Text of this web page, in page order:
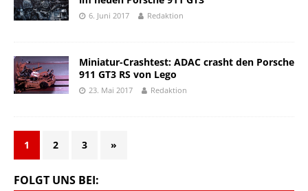
6. Juni 2017 Redaktion
Miniatur-Crashtest: ADAC crasht den Porsche
911 GT3 RS von Lego
23. Mai 2017 Redaktion
1 2 3 »
FOLGT UNS BEI: